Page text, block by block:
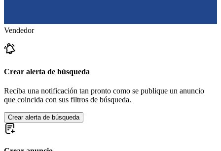
Vendedor
Crear alerta de búsqueda
Reciba una notificación tan pronto como se publique un anuncio
que coincida con sus filtros de búsqueda.
Crear alerta de búsqueda